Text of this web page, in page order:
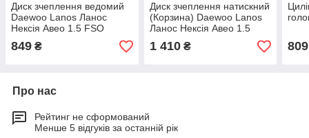
Диск зчеплення ведомий
Daewoo Lanos Ланос
Нексія Авео 1.5 FSO
849 ₴
Диск зчеплення натискний
(Корзина) Daewoo Lanos
Ланос Нексія Авео 1.5
Hahn&Schmidt
1 410₴ 809
Про нас
Рейтинг не сформований
Менше 5 відгуків за останній рік